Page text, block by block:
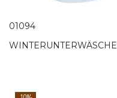
01094
WINTERUNTERWÄSCHE